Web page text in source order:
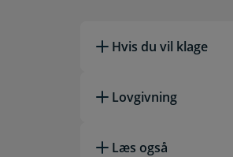
Hvis du vil klage
Lovgivning
Læs også